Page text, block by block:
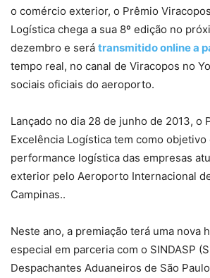
o comércio exterior, o Prêmio
Logística chega a sua 8º edição no
dezembro e será transmitido online a
tempo real, no canal de Viracopos no
sociais oficiais do aeroporto.
Lançado no dia 28 de junho de 2013, o
Excelência Logística tem como objetivo
performance logística das empresas
exterior pelo Aeroporto Internacional
Campinas..
Neste ano, a premiação terá uma nova
especial em parceria com o SINDASP
Despachantes Aduaneiros de São